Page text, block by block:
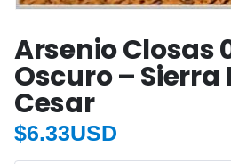
Arsenio Closas
Oscuro – Sierra
Cesar
$6.33USD